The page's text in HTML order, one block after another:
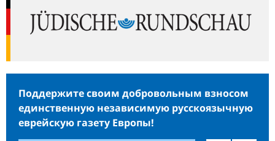
Поддержите своим добровольным взносом
единственную независимую русскоязычную
еврейскую газету Европы!